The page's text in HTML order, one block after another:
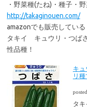
・野菜種(たね)・種子・
http://takaginouen.com/
amazonでも販売している
タキイ キュウリ・つば
性品種！
キ
リ
タ